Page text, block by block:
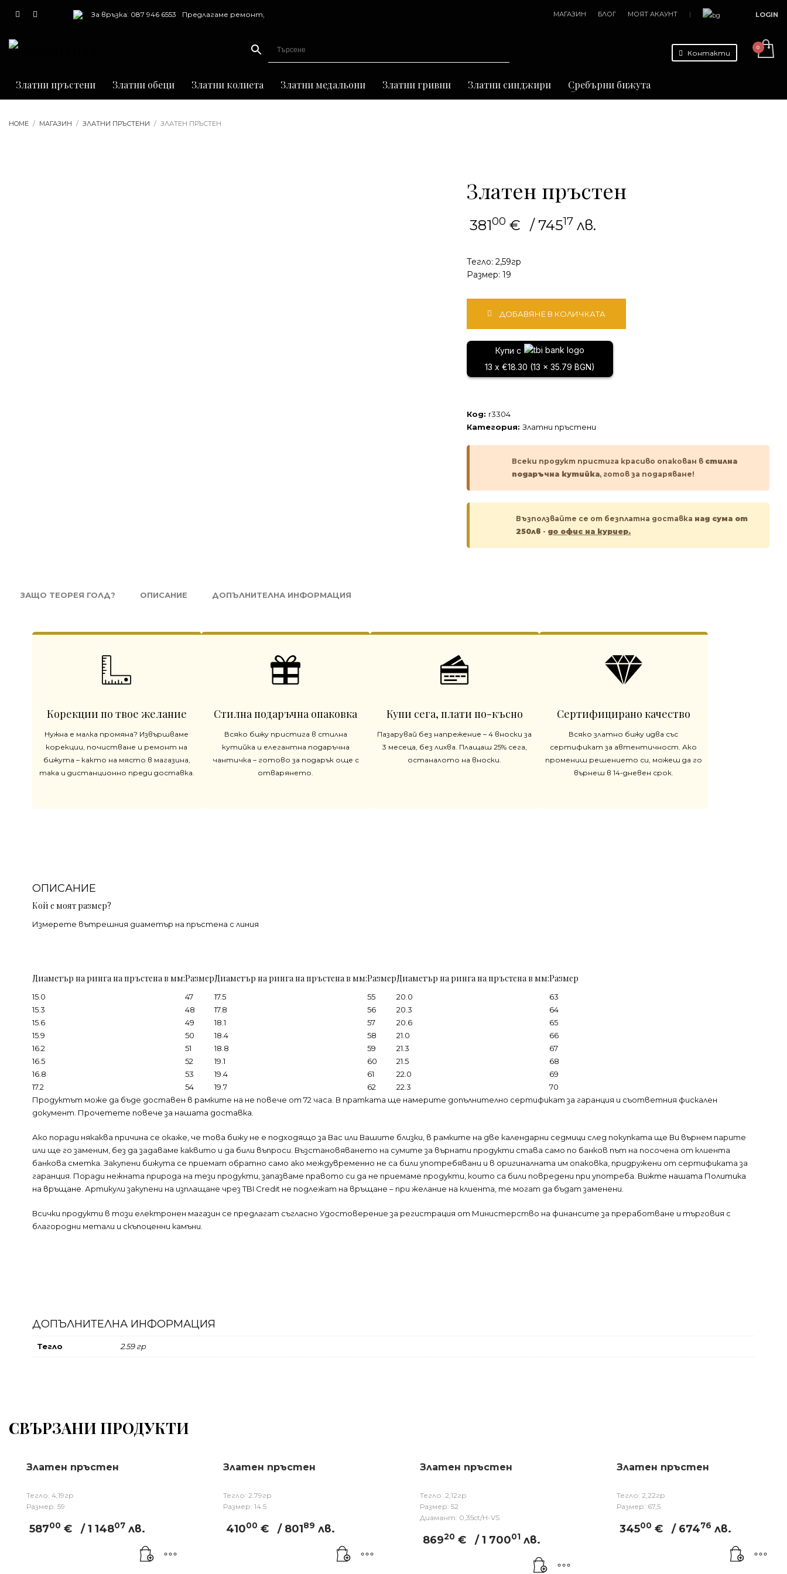
За връзка: 087 946 6553
Предлагаме ремонт,
МАГАЗИН БЛОГ МОЯТ АКАУНТ | LOGIN
Контакти
Златни пръстени Златни обеци Златни колиета Златни медальони Златни гривни Златни синджири Сребърни бижута
HOME МАГАЗИН ЗЛАТНИ ПРЪСТЕНИ ЗЛАТЕН ПРЪСТЕН
Златен пръстен
38100 € / 74517 лв.
Тегло: 2,59гр
Размер: 19
Златен
пръстен
ДОБАВЯНЕ В КОЛИЧКАТА
Купи с
13 x €18.30 (13 x 35.79 BGN)
Код: r3304
Категория: Златни пръстени
Всеки продукт пристига красиво опакован в стилна
подаръчна кутийка, готов за подаряване!
Възползвайте се от безплатна доставка над сума от
250лв - до офис на куриер.
ЗАЩО ТЕОРЕЯ ГОЛД? ОПИСАНИЕ ДОПЪЛНИТЕЛНА ИНФОРМАЦИЯ
Корекции по твое желание
Нужна е малка промяна? Извършваме
корекции, почистване и ремонт на
бижута – както на място в магазина,
така и дистанционно преди доставка.
Стилна подаръчна опаковка
Всяко бижу пристига в стилна
кутийка и елегантна подаръчна
чантичка – готово за подарък още с
отварянето.
Купи сега, плати по-късно
Пазарувай без напрежение – 4 вноски за
3 месеца, без лихва. Плащаш 25% сега,
останалото на вноски.
Сертифицирано качество
Всяко златно бижу идва със
сертификат за автентичност. Ако
промениш решението си, можеш да го
върнеш в 14-дневен срок.
ОПИСАНИЕ
Кой е моят размер?
Измерете вътрешния диаметър на пръстена с линия
Диаметър на ринга на пръстена в мм:РазмерДиаметър на ринга на пръстена в мм:РазмерДиаметър на ринга на пръстена в мм:Размер
15.0 47 17.5 55 20.0
63
15.3
48 17.8 56 20.3
64
15.6
49 18.1 57 20.6
65
15.9
50 18.4 58 21.0
66
16.2
51 18.8 59 21.3
67
16.5
52 19.1 60 21.5
68
16.8
53 19.4 61 22.0
69
17.2
54 19.7 62 22.3
70
Продуктът може да бъде доставен в рамките на не повече от 72 часа. В пратката ще намерите допълнително сертификат за гаранция и съответния фискален
документ. Прочетете повече за нашата доставка.
Ако поради някаква причина се окаже, че това бижу не е подходящо за Вас или Вашите близки, в рамките на две календарни седмици след покупката ще Ви върнем парите
или ще го заменим, без да задаваме каквито и да били въпроси. Възстановяването на сумите за върнати продукти става само по банков път на посочена от клиента
банкова сметка. Закупени бижута се приемат обратно само ако междувременно не са били употребявани и в оригиналната им опаковка, придружени от сертификата за
гаранция. Поради нежната природа на тези продукти, запазваме правото си да не приемаме продукти, които са били повредени при употреба. Вижте нашата Политика
на връщане . Артикули закупени на изплащане чрез TBI Credit не подлежат на връщане – при желание на клиента, те могат да бъдат заменени.
Всички продукти в този електронен магазин се предлагат съгласно Удостоверение за регистрация от Министерство на финансите за преработване и търговия с
благородни метали и скъпоценни камъни.
ДОПЪЛНИТЕЛНА ИНФОРМАЦИЯ
Тегло 2.59 гр
СВЪРЗАНИ ПРОДУКТИ
Златен пръстен
Тегло: 4,19гр
Размер: 59
58700 € / 1 14807 лв.
Златен пръстен
Тегло: 2.79гр
Размер: 14.5
41000 € / 80189 лв.
Златен пръстен
Тегло: 2,12гр
Размер: 52
Диамант: 0,35ct/H-VS
86920 € / 1 70001 лв.
Златен пръстен
Тегло: 2,22гр
Размер: 67,5
34500 € / 67476 лв.